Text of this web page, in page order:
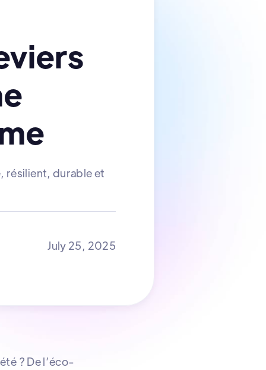
résilient, durable et
July 25, 2025
? De l’éco-